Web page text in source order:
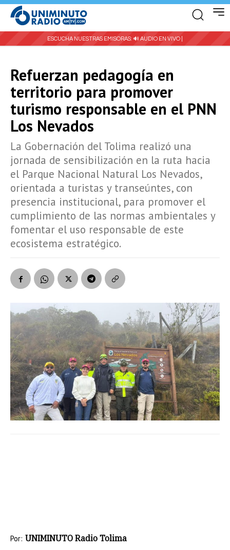
ESCUCHA NUESTRAS EMISORAS: 🔊 AUDIO EN VIVO |
Refuerzan pedagogía en
territorio para promover
turismo responsable en el PNN
Los Nevados
La Gobernación del Tolima realizó una
jornada de sensibilización en la ruta hacia
el Parque Nacional Natural Los Nevados,
orientada a turistas y transeúntes, con
presencia institucional, para promover el
cumplimiento de las normas ambientales y
fomentar el uso responsable de este
ecosistema estratégico.
Por: UNIMINUTO Radio Tolima